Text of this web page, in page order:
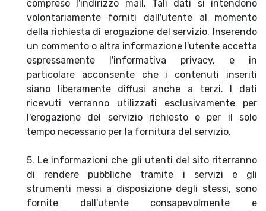
compreso l'indirizzo mail. Tali dati si intendono
volontariamente forniti dall'utente al momento
della richiesta di erogazione del servizio. Inserendo
un commento o altra informazione l'utente accetta
espressamente l'informativa privacy, e in
particolare acconsente che i contenuti inseriti
siano liberamente diffusi anche a terzi. I dati
ricevuti verranno utilizzati esclusivamente per
l'erogazione del servizio richiesto e per il solo
tempo necessario per la fornitura del servizio.
5. Le informazioni che gli utenti del sito riterranno
di rendere pubbliche tramite i servizi e gli
strumenti messi a disposizione degli stessi, sono
fornite dall'utente consapevolmente e